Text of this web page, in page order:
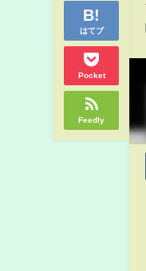
はてブ
Pocket
Feedly